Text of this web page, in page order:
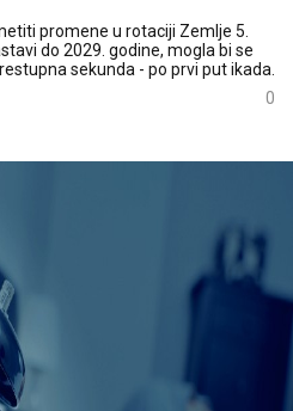
promene u rotaciji Zemlje 5.
do 2029. godine, mogla bi se
sekunda - po prvi put ikada.
0